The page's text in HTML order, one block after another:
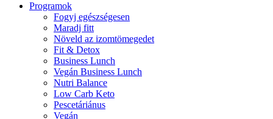
Programok
Fogyj egészségesen
Maradj fitt
Növeld az izomtömegedet
Fit & Detox
Business Lunch
Vegán Business Lunch
Nutri Balance
Low Carb Keto
Pescetáriánus
Vegán